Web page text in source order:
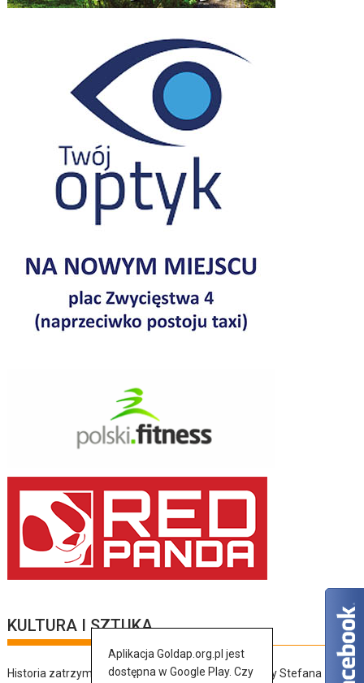
KULTURA I SZTUKA
Historia zatrzymana w szkicach – wernisaż wystawy Stefana
Aplikacja Goldap.org.pl jest
dostępna w Google Play. Czy